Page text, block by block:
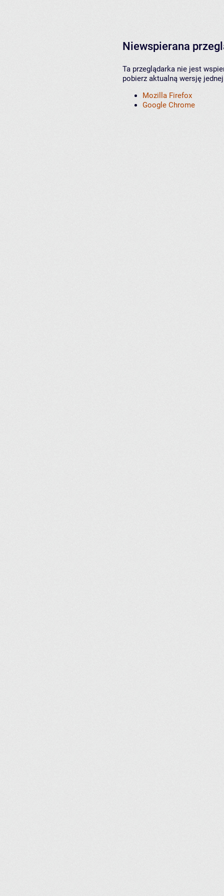
Niewspierana
Ta przeglądarka nie jest
pobierz aktualną wersję
Mozilla Firefox
Google Chrome